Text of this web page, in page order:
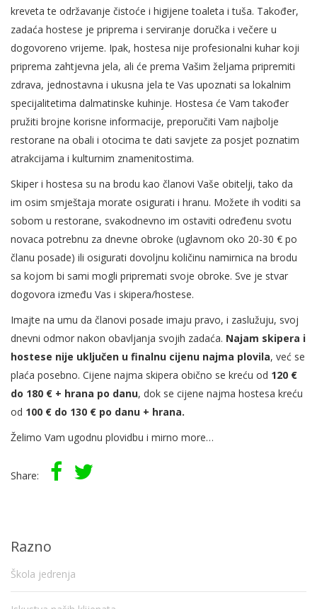
kreveta te održavanje čistoće i higijene toaleta i tuša. Također,
zadaća hostese je priprema i serviranje doručka i večere u
dogovoreno vrijeme. Ipak, hostesa nije profesionalni kuhar koji
priprema zahtjevna jela, ali će prema Vašim željama pripremiti
zdrava, jednostavna i ukusna jela te Vas upoznati sa lokalnim
specijalitetima dalmatinske kuhinje. Hostesa će Vam također
pružiti brojne korisne informacije, preporučiti Vam najbolje
restorane na obali i otocima te dati savjete za posjet poznatim
atrakcijama i kulturnim znamenitostima.
Skiper i hostesa su na brodu kao članovi Vaše obitelji, tako da
im osim smještaja morate osigurati i hranu. Možete ih voditi sa
sobom u restorane, svakodnevno im ostaviti određenu svotu
novaca potrebnu za dnevne obroke (uglavnom oko 20-30 € po
članu posade) ili osigurati dovoljnu količinu namirnica na brodu
sa kojom bi sami mogli pripremati svoje obroke. Sve je stvar
dogovora između Vas i skipera/hostese.
Imajte na umu da članovi posade imaju pravo, i zaslužuju, svoj
dnevni odmor nakon obavljanja svojih zadaća. Najam skipera i
hostese nije uključen u finalnu cijenu najma plovila, već se
plaća posebno. Cijene najma skipera obično se kreću od 120 €
do 180 € + hrana po danu, dok se cijene najma hostesa kreću
od 100 € do 130 € po danu + hrana.
Želimo Vam ugodnu plovidbu i mirno more…
Share:
Razno
Škola jedrenja